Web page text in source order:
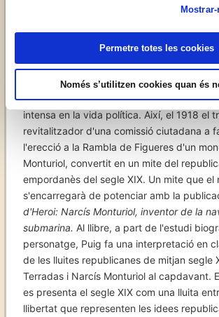
Permetre totes les cookies
Només s’utilitzen cookies quan és
d'aquell moment del republicanisme
Posteriorment, ingressarà a la Unió Federal
Republicana, on continuarà duent a
política, sempre amb un rerefons
culturalista. A partir de 1916, però,
intensa en la vida política. Així, el 1918 el
revitalitzador d'una comissió ciutadana a
l'erecció a la Rambla de Figueres d'un
Monturiol, convertit en un mite del
empordanès del segle XIX. Un mite que el
s'encarregarà de potenciar amb la
d'Heroi: Narcís Monturiol, inventor de la
submarina. Al llibre, a part de l'estudi
personatge, Puig fa una interpretació en
de les lluites republicanes de mitjan segle
Terradas i Narcís Monturiol al capdavant.
es presenta el segle XIX com una lluita
llibertat que representen les idees